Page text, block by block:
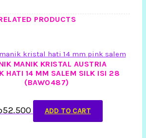
PRODUCTS
MANIK KRISTAL AUSTRIA
HATI 14 MM SALEM SILK ISI 28
(BAW0487)
52.500 ADD TO CART